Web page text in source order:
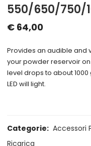
550/650/750/
€ 64,00
Provides an audible and
your powder reservoir
level drops to about
LED will light.
Categorie: Accessori
Ricarica